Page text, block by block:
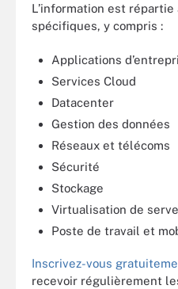
L’information est
spécifiques, y compris :
Applications
Services Cloud
Datacenter
Gestion des données
Réseaux et télécoms
Sécurité
Stockage
Virtualisation de
Poste de travail et
Inscrivez-vous
recevoir régulièrement